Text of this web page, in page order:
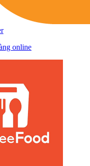
online